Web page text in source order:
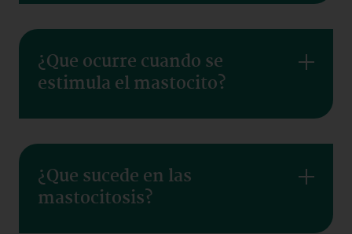
¿Que ocurre cuando se
estimula el mastocito?
¿Que sucede en las
mastocitosis?